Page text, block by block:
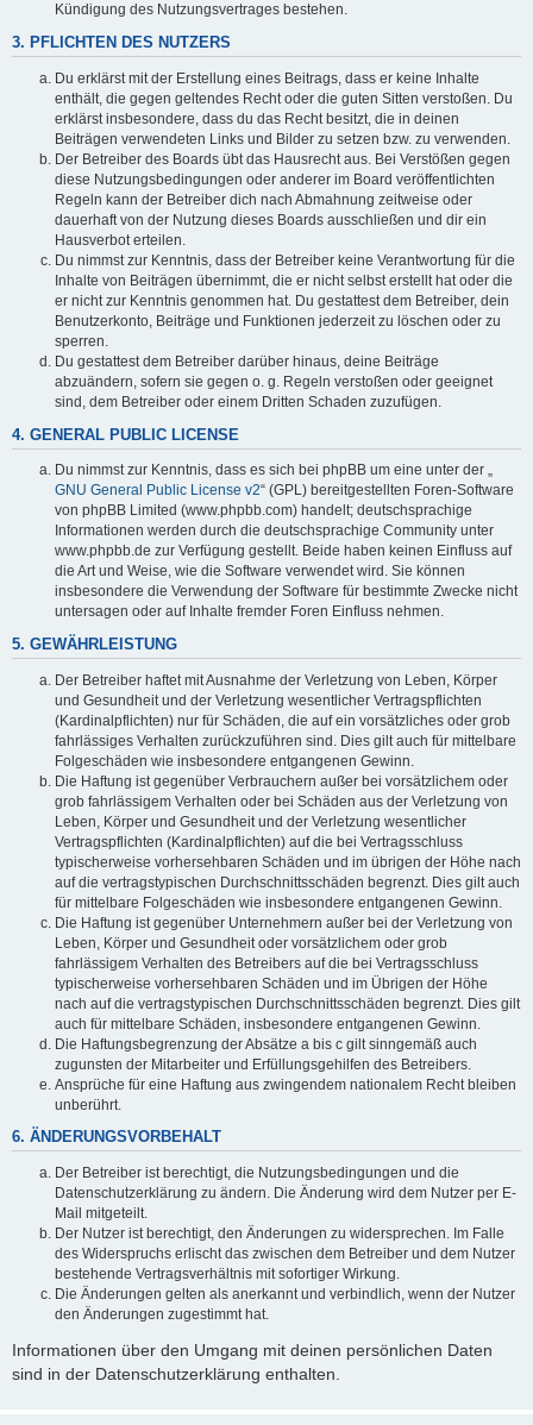
Kündigung des Nutzungsvertrages bestehen.
3. PFLICHTEN DES NUTZERS
Du erklärst mit der Erstellung eines Beitrags, dass er keine Inhalte
enthält, die gegen geltendes Recht oder die guten Sitten verstoßen. Du
erklärst insbesondere, dass du das Recht besitzt, die in deinen
Beiträgen verwendeten Links und Bilder zu setzen bzw. zu verwenden.
Der Betreiber des Boards übt das Hausrecht aus. Bei Verstößen gegen
diese Nutzungsbedingungen oder anderer im Board veröffentlichten
Regeln kann der Betreiber dich nach Abmahnung zeitweise oder
dauerhaft von der Nutzung dieses Boards ausschließen und dir ein
Hausverbot erteilen.
Du nimmst zur Kenntnis, dass der Betreiber keine Verantwortung für die
Inhalte von Beiträgen übernimmt, die er nicht selbst erstellt hat oder die
er nicht zur Kenntnis genommen hat. Du gestattest dem Betreiber, dein
Benutzerkonto, Beiträge und Funktionen jederzeit zu löschen oder zu
sperren.
Du gestattest dem Betreiber darüber hinaus, deine Beiträge
abzuändern, sofern sie gegen o. g. Regeln verstoßen oder geeignet
sind, dem Betreiber oder einem Dritten Schaden zuzufügen.
4. GENERAL PUBLIC LICENSE
Du nimmst zur Kenntnis, dass es sich bei phpBB um eine unter der „
GNU General Public License v2“ (GPL) bereitgestellten Foren-Software
von phpBB Limited (www.phpbb.com) handelt; deutschsprachige
Informationen werden durch die deutschsprachige Community unter
www.phpbb.de zur Verfügung gestellt. Beide haben keinen Einfluss auf
die Art und Weise, wie die Software verwendet wird. Sie können
insbesondere die Verwendung der Software für bestimmte Zwecke nicht
untersagen oder auf Inhalte fremder Foren Einfluss nehmen.
5. GEWÄHRLEISTUNG
Der Betreiber haftet mit Ausnahme der Verletzung von Leben, Körper
und Gesundheit und der Verletzung wesentlicher Vertragspflichten
(Kardinalpflichten) nur für Schäden, die auf ein vorsätzliches oder grob
fahrlässiges Verhalten zurückzuführen sind. Dies gilt auch für mittelbare
Folgeschäden wie insbesondere entgangenen Gewinn.
Die Haftung ist gegenüber Verbrauchern außer bei vorsätzlichem oder
grob fahrlässigem Verhalten oder bei Schäden aus der Verletzung von
Leben, Körper und Gesundheit und der Verletzung wesentlicher
Vertragspflichten (Kardinalpflichten) auf die bei Vertragsschluss
typischerweise vorhersehbaren Schäden und im übrigen der Höhe nach
auf die vertragstypischen Durchschnittsschäden begrenzt. Dies gilt auch
für mittelbare Folgeschäden wie insbesondere entgangenen Gewinn.
Die Haftung ist gegenüber Unternehmern außer bei der Verletzung von
Leben, Körper und Gesundheit oder vorsätzlichem oder grob
fahrlässigem Verhalten des Betreibers auf die bei Vertragsschluss
typischerweise vorhersehbaren Schäden und im Übrigen der Höhe
nach auf die vertragstypischen Durchschnittsschäden begrenzt. Dies gilt
auch für mittelbare Schäden, insbesondere entgangenen Gewinn.
Die Haftungsbegrenzung der Absätze a bis c gilt sinngemäß auch
zugunsten der Mitarbeiter und Erfüllungsgehilfen des Betreibers.
Ansprüche für eine Haftung aus zwingendem nationalem Recht bleiben
unberührt.
6. ÄNDERUNGSVORBEHALT
Der Betreiber ist berechtigt, die Nutzungsbedingungen und die
Datenschutzerklärung zu ändern. Die Änderung wird dem Nutzer per E-
Mail mitgeteilt.
Der Nutzer ist berechtigt, den Änderungen zu widersprechen. Im Falle
des Widerspruchs erlischt das zwischen dem Betreiber und dem Nutzer
bestehende Vertragsverhältnis mit sofortiger Wirkung.
Die Änderungen gelten als anerkannt und verbindlich, wenn der Nutzer
den Änderungen zugestimmt hat.
Informationen über den Umgang mit deinen persönlichen Daten
sind in der Datenschutzerklärung enthalten.